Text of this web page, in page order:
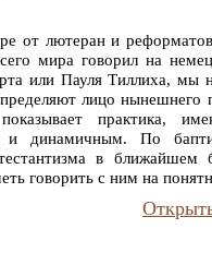
от лютеран и
мира говорил на
или Пауля Тиллиха,
лицо нынешнего
практика,
и динамичным. По
в ближайшем
говорить с ним на